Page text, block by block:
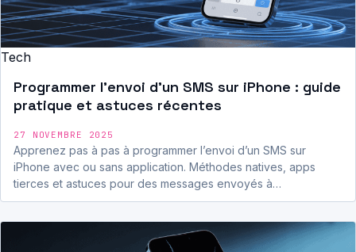
Tech
Programmer l’envoi d’un SMS sur iPhone : guide
pratique et astuces récentes
27 NOVEMBRE 2025
Apprenez pas à pas à programmer l’envoi d’un SMS sur
iPhone avec ou sans application. Méthodes natives, apps
tierces et astuces pour des messages envoyés à…